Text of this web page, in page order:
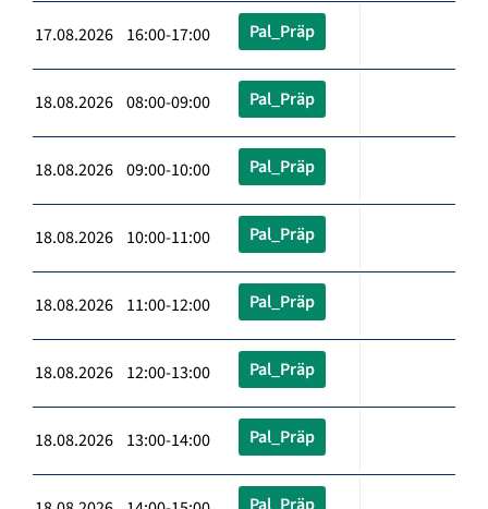
17.08.2026 16:00-17:00 Pal_Präp
18.08.2026 08:00-09:00 Pal_Präp
18.08.2026 09:00-10:00 Pal_Präp
18.08.2026 10:00-11:00 Pal_Präp
18.08.2026 11:00-12:00 Pal_Präp
18.08.2026 12:00-13:00 Pal_Präp
18.08.2026 13:00-14:00 Pal_Präp